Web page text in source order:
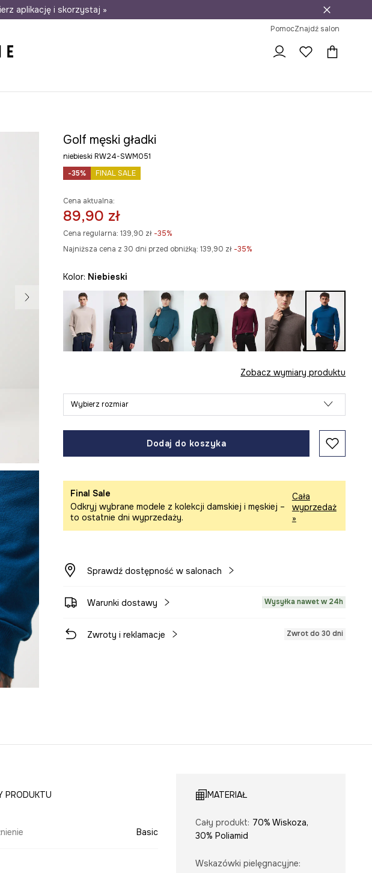
salonów 30 dni na zwrot
aplikację i skorzystaj »
PomocZnajdź salon
Golf męski gładki
niebieski RW24-SWM051
-35%
FINAL SALE
Cena aktualna:
89,90 zł
Cena regularna: 139,90 zł-35%
Najniższa cena z 30 dni przed obniżką: 139,90 zł -35%
Kolor: niebieski
Zobacz wymiary produktu
Wybierz rozmiar
Dodaj do koszyka
Final Sale
Odkryj wybrane modele z kolekcji damskiej i męskiej –
to ostatnie dni wyprzedaży.
Cała
wyprzedaż
»
Sprawdź dostępność w salonach
Warunki dostawy Wysyłka nawet w 24h
Zwroty i reklamacje Zwrot do 30 dni
PRODUKTU
Basic
MATERIAŁ
Cały produkt: 70% Wiskoza,
30% Poliamid
Wskazówki pielęgnacyjne: